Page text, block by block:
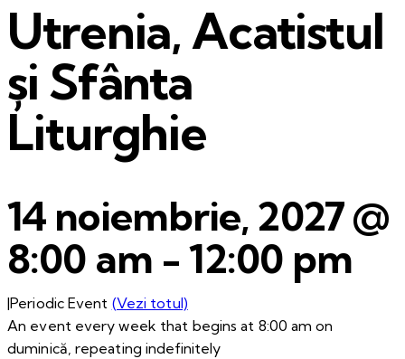
Utrenia, Acatistul
și Sfânta
Liturghie
14 noiembrie, 2027 @
8:00 am -12:00 pm
|Periodic Event (Vezi totul)
An event every week that begins at 8:00 am on
duminică, repeating indefinitely